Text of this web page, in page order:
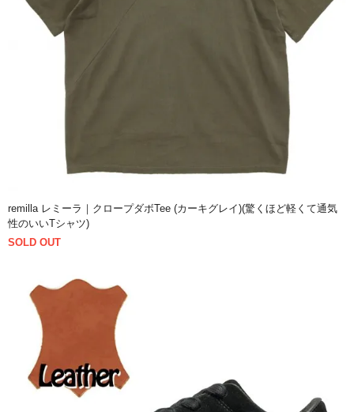
remilla レミーラ｜クロープダボTee (カーキグレイ)(驚くほど軽くて通気
性のいいTシャツ)
SOLD OUT